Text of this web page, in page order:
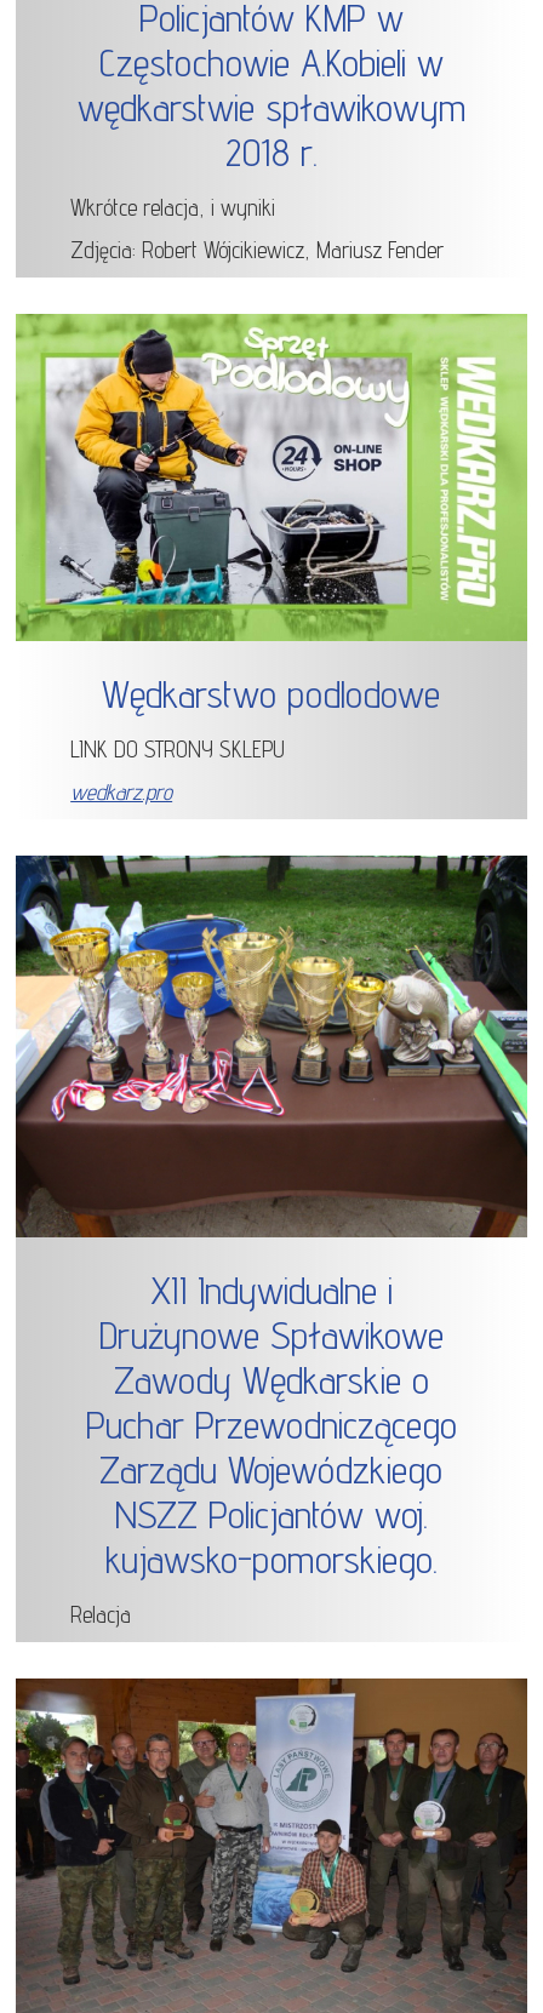
Policjantów KMP w
Częstochowie A.Kobieli w
wędkarstwie spławikowym
2018 r.
Wkrótce relacja, i wyniki
Zdjęcia: Robert Wójcikiewicz, Mariusz Fender
Wędkarstwo podlodowe
LINK DO STRONY SKLEPU
wedkarz.pro
XII Indywidualne i
Drużynowe Spławikowe
Zawody Wędkarskie o
Puchar Przewodniczącego
Zarządu Wojewódzkiego
NSZZ Policjantów woj.
kujawsko-pomorskiego.
Relacja